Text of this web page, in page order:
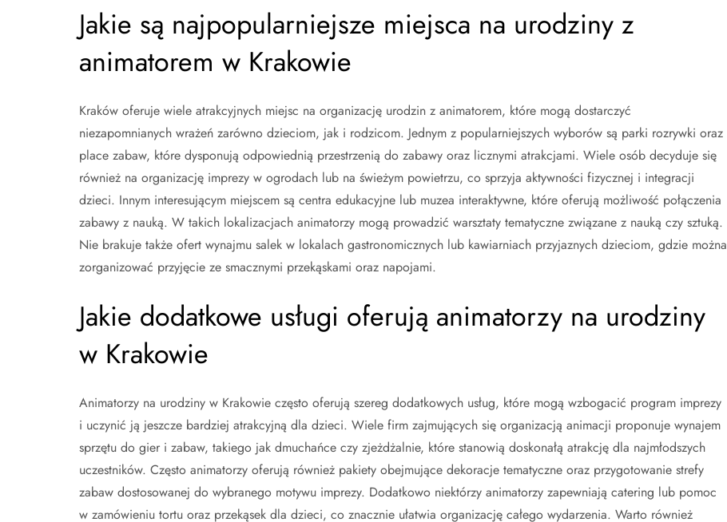
Jakie są najpopularniejsze miejsca na urodziny z
animatorem w Krakowie
Kraków oferuje wiele atrakcyjnych miejsc na organizację urodzin z animatorem, które mogą dostarczyć
niezapomnianych wrażeń zarówno dzieciom, jak i rodzicom. Jednym z popularniejszych wyborów są parki rozrywki oraz
place zabaw, które dysponują odpowiednią przestrzenią do zabawy oraz licznymi atrakcjami. Wiele osób decyduje się
również na organizację imprezy w ogrodach lub na świeżym powietrzu, co sprzyja aktywności fizycznej i integracji
dzieci. Innym interesującym miejscem są centra edukacyjne lub muzea interaktywne, które oferują możliwość połączenia
zabawy z nauką. W takich lokalizacjach animatorzy mogą prowadzić warsztaty tematyczne związane z nauką czy sztuką.
Nie brakuje także ofert wynajmu salek w lokalach gastronomicznych lub kawiarniach przyjaznych dzieciom, gdzie można
zorganizować przyjęcie ze smacznymi przekąskami oraz napojami.
Jakie dodatkowe usługi oferują animatorzy na urodziny
w Krakowie
Animatorzy na urodziny w Krakowie często oferują szereg dodatkowych usług, które mogą wzbogacić program imprezy
i uczynić ją jeszcze bardziej atrakcyjną dla dzieci. Wiele firm zajmujących się organizacją animacji proponuje wynajem
sprzętu do gier i zabaw, takiego jak dmuchańce czy zjeżdżalnie, które stanowią doskonałą atrakcję dla najmłodszych
uczestników. Często animatorzy oferują również pakiety obejmujące dekoracje tematyczne oraz przygotowanie strefy
zabaw dostosowanej do wybranego motywu imprezy. Dodatkowo niektórzy animatorzy zapewniają catering lub pomoc
w zamówieniu tortu oraz przekąsek dla dzieci, co znacznie ułatwia organizację całego wydarzenia. Warto również